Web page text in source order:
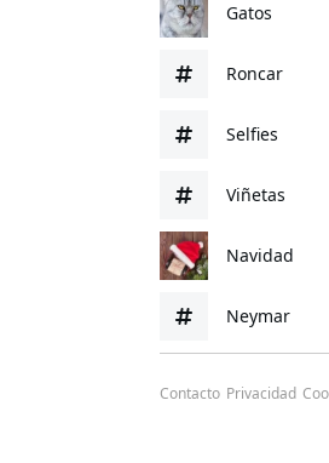
Gatos
Roncar
Selfies
Viñetas
Navidad
Neymar
Contacto Privacidad